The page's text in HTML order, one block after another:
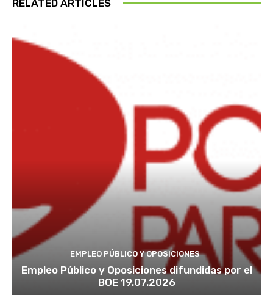
RELATED ARTICLES
EMPLEO PÚBLICO Y OPOSICIONES
Empleo Público y Oposiciones difundidas por el
BOE 19.07.2026